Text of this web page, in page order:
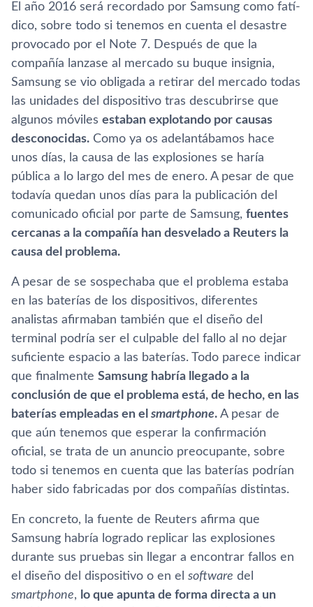
El año 2016 será recordado por Samsung como fatí­
dico, sobre todo si tenemos en cuenta el desastre
provocado por el Note 7. Después de que la
compañí­a lanzase al mercado su buque insignia,
Samsung se vio obligada a retirar del mercado todas
las unidades del dispositivo tras descubrirse que
algunos móviles estaban explotando por causas
desconocidas. Como ya os adelantábamos hace
unos dí­as, la causa de las explosiones se harí­a
pública a lo largo del mes de enero. A pesar de que
todaví­a quedan unos dí­as para la publicación del
comunicado oficial por parte de Samsung, fuentes
cercanas a la compañí­a han desvelado a Reuters la
causa del problema.
A pesar de se sospechaba que el problema estaba
en las baterí­as de los dispositivos, diferentes
analistas afirmaban también que el diseño del
terminal podrí­a ser el culpable del fallo al no dejar
suficiente espacio a las baterí­as. Todo parece indicar
que finalmente Samsung habrí­a llegado a la
conclusión de que el problema está, de hecho, en las
baterí­as empleadas en el smartphone. A pesar de
que aún tenemos que esperar la confirmación
oficial, se trata de un anuncio preocupante, sobre
todo si tenemos en cuenta que las baterí­as podrí­an
haber sido fabricadas por dos compañí­as distintas.
En concreto, la fuente de Reuters afirma que
Samsung habrí­a logrado replicar las explosiones
durante sus pruebas sin llegar a encontrar fallos en
el diseño del dispositivo o en el software del
smartphone, lo que apunta de forma directa a un